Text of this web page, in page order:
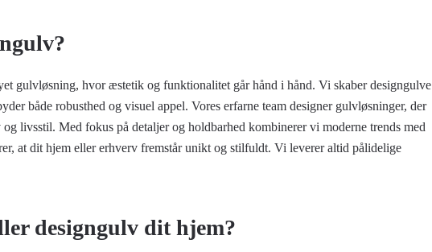
gulvløsning, hvor æstetik og funktionalitet går hånd i hånd. Vi skaber designgulve
både robusthed og visuel appel. Vores erfarne team designer gulvløsninger, der
livsstil. Med fokus på detaljer og holdbarhed kombinerer vi moderne trends med
at dit hjem eller erhverv fremstår unikt og stilfuldt. Vi leverer altid pålidelige
designgulv dit hjem?